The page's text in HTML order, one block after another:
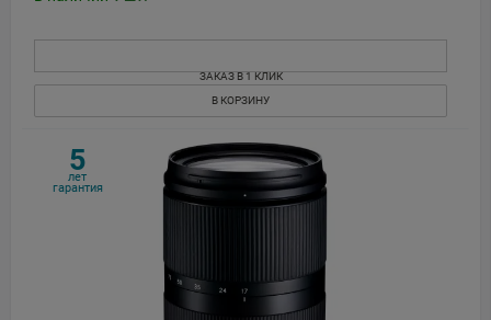
ЗАКАЗ В 1 КЛИК
В КОРЗИНУ
5
лет
гарантия